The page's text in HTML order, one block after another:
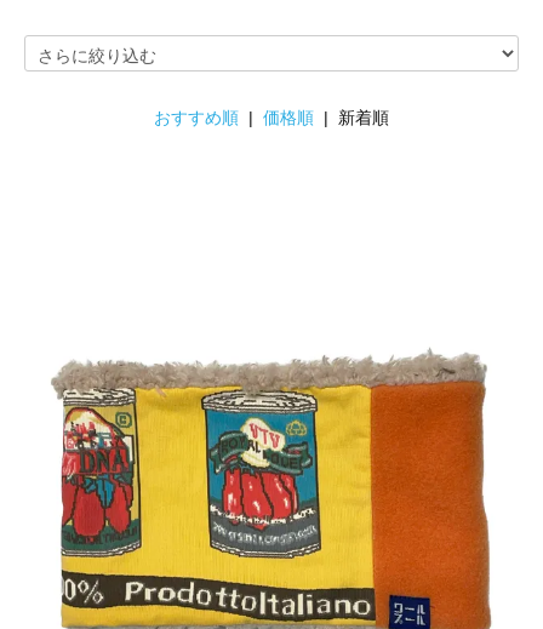
おすすめ順 | 価格順 | 新着順